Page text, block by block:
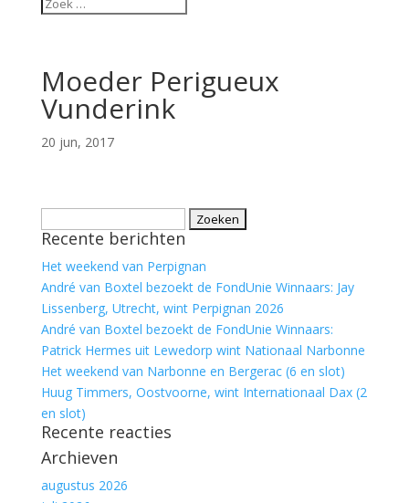
Moeder Perigueux
Vunderink
20 jun, 2017
naar:
Recente berichten
Het weekend van Perpignan
André van Boxtel bezoekt de FondUnie Winnaars: Jay
Lissenberg, Utrecht, wint Perpignan 2026
André van Boxtel bezoekt de FondUnie Winnaars:
Patrick Hermes uit Lewedorp wint Nationaal Narbonne
Het weekend van Narbonne en Bergerac (6 en slot)
Huug Timmers, Oostvoorne, wint Internationaal Dax (2
en slot)
Recente reacties
Archieven
augustus 2026